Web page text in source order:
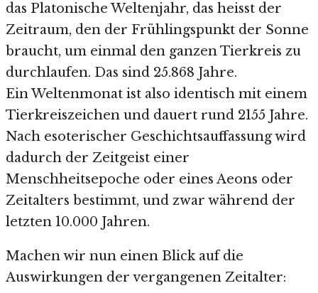
das Platonische Weltenjahr, das heisst der
Zeitraum, den der Frühlingspunkt der Sonne
braucht, um einmal den ganzen Tierkreis zu
durchlaufen. Das sind 25.868 Jahre.
Ein Weltenmonat ist also identisch mit einem
Tierkreiszeichen und dauert rund 2155 Jahre.
Nach esoterischer Geschichtsauffassung wird
dadurch der Zeitgeist einer
Menschheitsepoche oder eines Aeons oder
Zeitalters bestimmt, und zwar während der
letzten 10.000 Jahren.
Machen wir nun einen Blick auf die
Auswirkungen der vergangenen Zeitalter: